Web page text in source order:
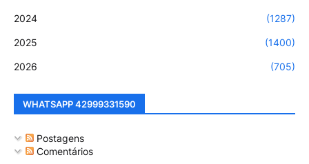
2024 (1287)
2025 (1400)
2026 (705)
WHATSAPP 42999331590
Postagens
Comentários